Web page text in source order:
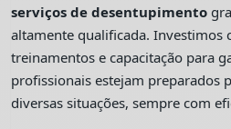
serviços de desentupimento
altamente qualificada. Investimos
treinamentos e capacitação para
profissionais estejam preparados
diversas situações, sempre com